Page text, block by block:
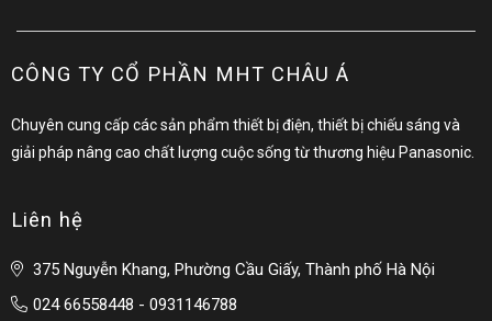
CÔNG TY CỔ PHẦN MHT CHÂU Á
Chuyên cung cấp các sản phẩm thiết bị điện, thiết bị chiếu sáng và
giải pháp nâng cao chất lượng cuộc sống từ thương hiệu Panasonic.
Liên hệ
375 Nguyễn Khang, Phường Cầu Giấy, Thành phố Hà Nội
024 66558448 - 0931146788